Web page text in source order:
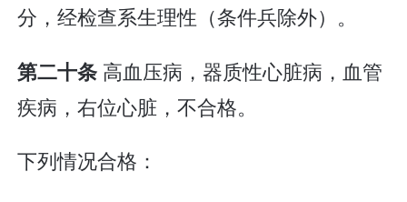
分，经检查系生理性（条件兵除外）。
第二十条 高血压病，器质性心脏病，血管
疾病，右位心脏，不合格。
下列情况合格：